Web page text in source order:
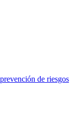
de riesgos